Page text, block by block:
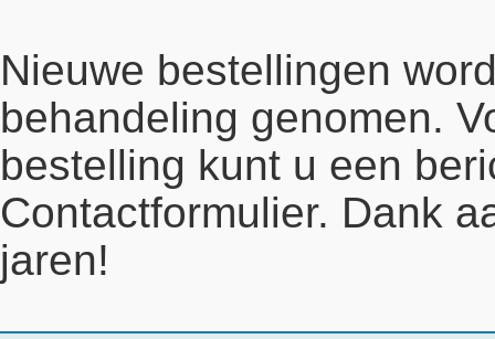
Nieuwe bestellingen
behandeling genomen.
bestelling kunt u een
Contactformulier. Dank
jaren!